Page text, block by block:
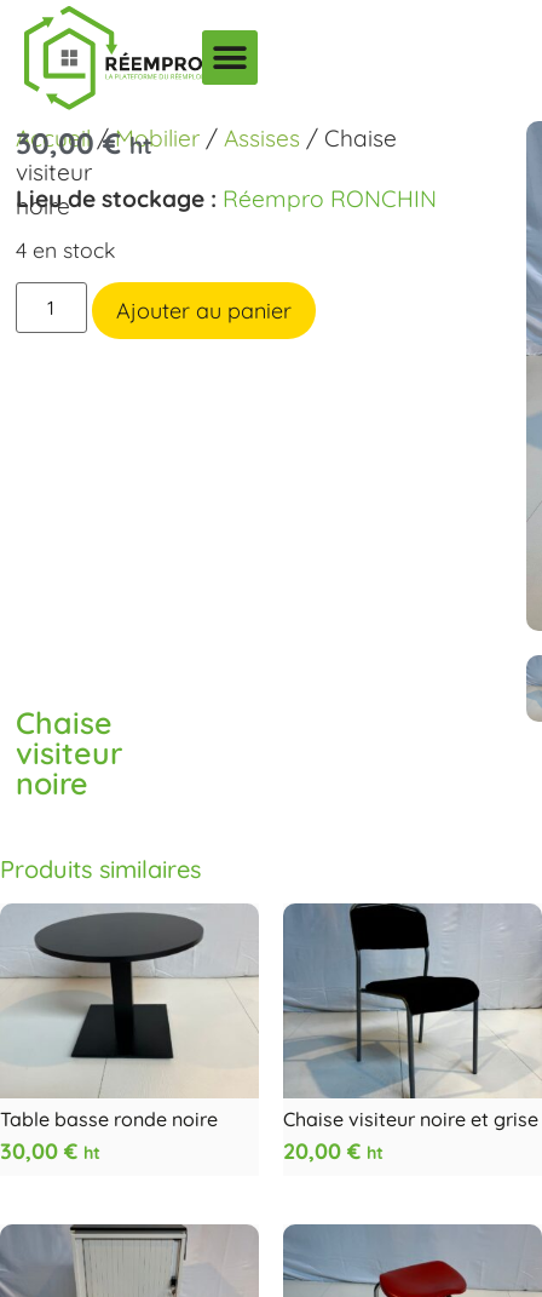
Accueil/Mobilier /Assises / Chaise
visiteur
noire
Chaise
visiteur
noire
30,00€ ht
Lieu de stockage : Réempro RONCHIN
4 en stock
Ajouter au panier
Produits similaires
Table basse ronde noire
30,00 € ht
Chaise visiteur noire et grise
20,00 € ht